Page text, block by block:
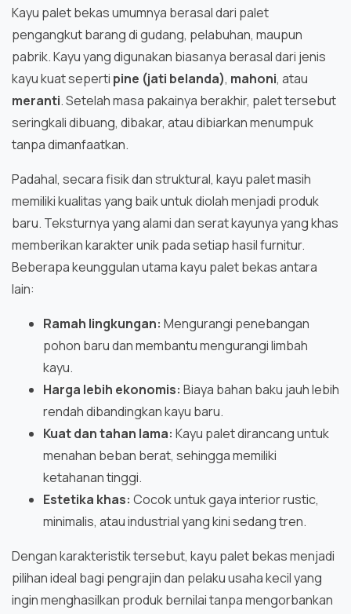
Kayu palet bekas umumnya berasal dari palet
pengangkut barang di gudang, pelabuhan, maupun
pabrik. Kayu yang digunakan biasanya berasal dari jenis
kayu kuat seperti pine (jati belanda), mahoni, atau
meranti. Setelah masa pakainya berakhir, palet tersebut
seringkali dibuang, dibakar, atau dibiarkan menumpuk
tanpa dimanfaatkan.
Padahal, secara fisik dan struktural, kayu palet masih
memiliki kualitas yang baik untuk diolah menjadi produk
baru. Teksturnya yang alami dan serat kayunya yang khas
memberikan karakter unik pada setiap hasil furnitur.
Beberapa keunggulan utama kayu palet bekas antara
lain:
Ramah lingkungan: Mengurangi penebangan
pohon baru dan membantu mengurangi limbah
kayu.
Harga lebih ekonomis: Biaya bahan baku jauh lebih
rendah dibandingkan kayu baru.
Kuat dan tahan lama: Kayu palet dirancang untuk
menahan beban berat, sehingga memiliki
ketahanan tinggi.
Estetika khas: Cocok untuk gaya interior rustic,
minimalis, atau industrial yang kini sedang tren.
Dengan karakteristik tersebut, kayu palet bekas menjadi
pilihan ideal bagi pengrajin dan pelaku usaha kecil yang
ingin menghasilkan produk bernilai tanpa mengorbankan